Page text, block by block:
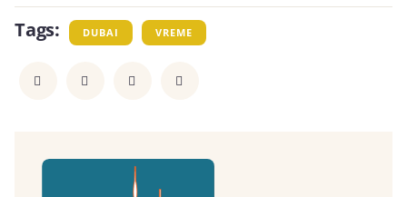
Tags: DUBAI VREME